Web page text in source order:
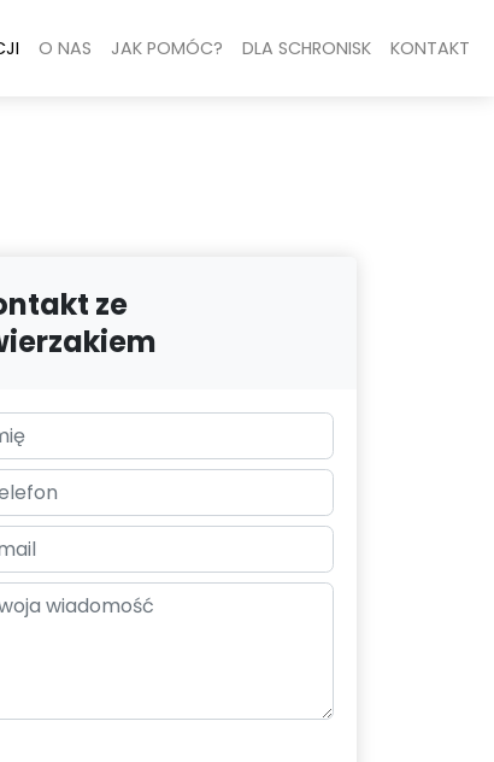
O NAS JAK POMÓC? DLA SCHRONISK KONTAKT
ze